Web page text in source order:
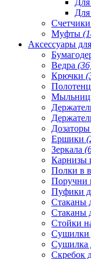
Счетчики
Муфты
Аксессуары
Ведра
Крючки
Дозаторы
Ершики
Зеркала
Карнизы
Полки в
Поручни
Пуфики
Стаканы
Стаканы
Стойки
Сушилки
Сушилка
Скребок